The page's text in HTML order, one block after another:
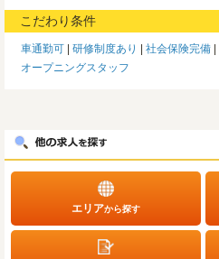
こだわり条件
車通勤可 研修制度あり 社会保険完備
オープニングスタッフ
エリアから探す